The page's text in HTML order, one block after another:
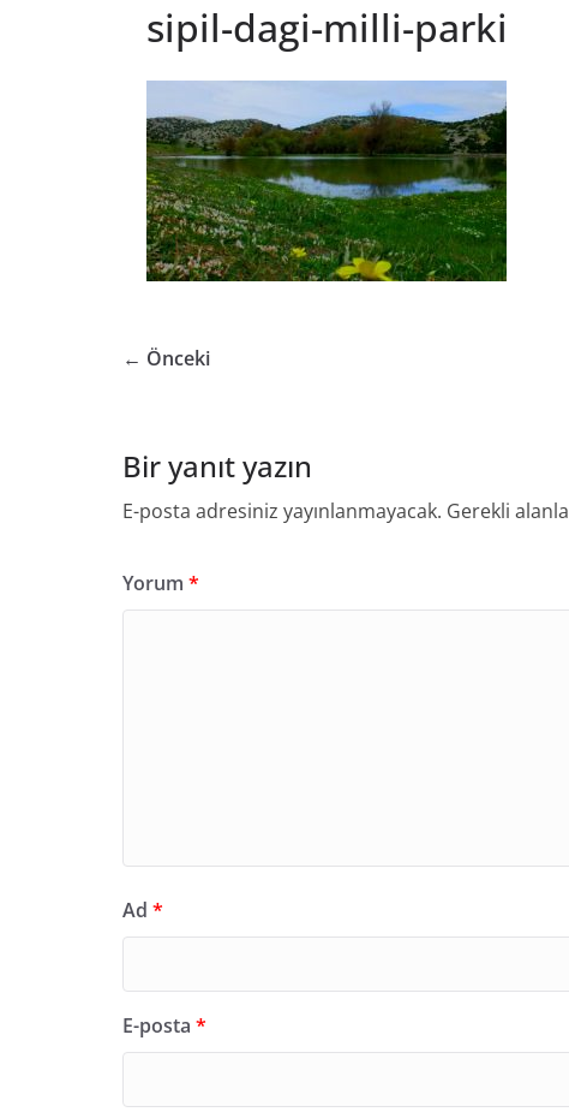
sipil-dagi-milli-parki
← Önceki
Bir yanıt yazın
E-posta adresiniz yayınlanmayacak. Gerekli
Yorum *
Ad *
E-posta *